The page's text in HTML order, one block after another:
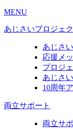
MENU
あじさいプロジェ
あじさ
応援メ
プロジ
あじさ
10周年
両立サポート
両立サ